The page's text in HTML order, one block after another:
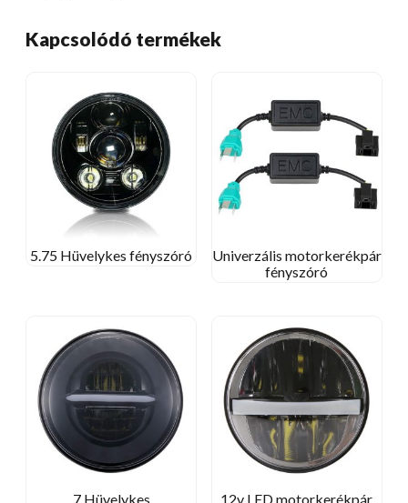
Kapcsolódó termékek
5.75 Hüvelykes fényszóró
Univerzális motorkerékpár
fényszóró
7 Hüvelykes 12v LED motorkerékpár